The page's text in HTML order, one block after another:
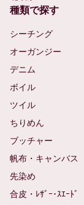
種類で探す
シーチング
オーガンジー
デニム
ボイル
ツイル
ちりめん
ブッチャー
帆布・キャンバス
先染め
合皮・ﾚｻﾞｰ･ｽｴｰﾄﾞ